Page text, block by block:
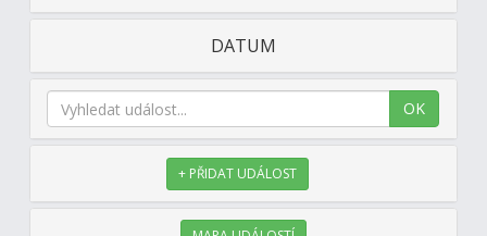
DATUM
OK
+ PŘIDAT UDÁLOST